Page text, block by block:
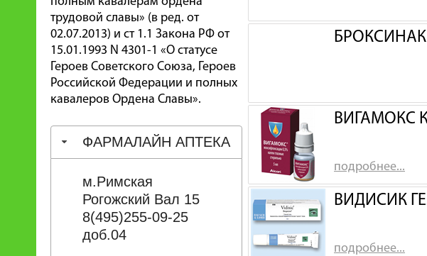
трудовой славы» (в ред. от
02.07.2013) и ст 1.1 Закона РФ от
15.01.1993 N 4301-1 «О статусе
Героев Советского Союза, Героев
Российской Федерации и полных
кавалеров Ордена Славы».
ФАРМАЛАЙН АПТЕКА
м.Римская
Рогожский Вал 15
8(495)255-09-25
доб.04
БРОКСИНАК
ВИГАМОКС
подробнее...
ВИДИСИК
подробнее...